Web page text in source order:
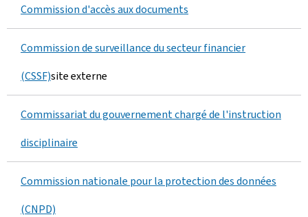
Commission d'accès aux documents
Commission de surveillance du secteur financier
(CSSF)site externe
Commissariat du gouvernement chargé de l'instruction
disciplinaire
Commission nationale pour la protection des données
(CNPD)